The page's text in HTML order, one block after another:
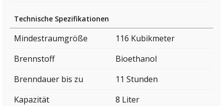
Technische Spezifikationen
Mindestraumgröße
116 Kubikmeter
Brennstoff
Bioethanol
Brenndauer bis zu
11 Stunden
Kapazität
8 Liter